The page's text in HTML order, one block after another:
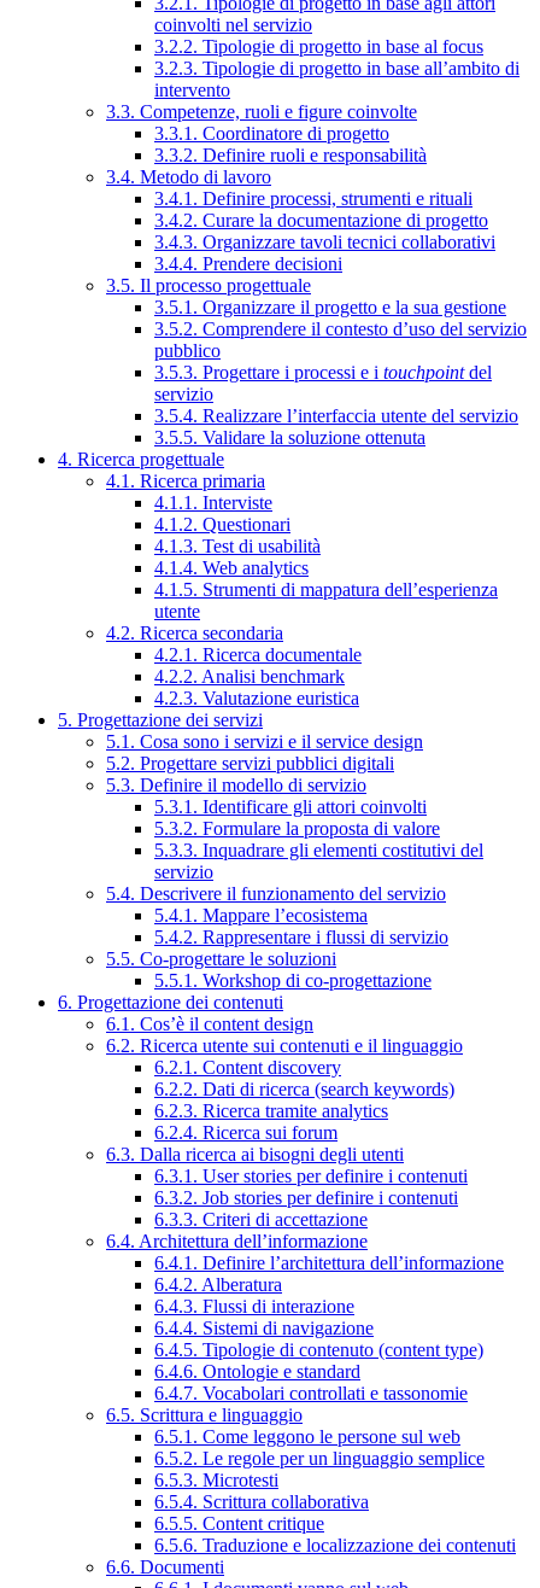
coinvolti nel servizio
3.2.2. Tipologie di progetto in base al focus
3.2.3. Tipologie di progetto in base all’ambito di
intervento
3.3. Competenze, ruoli e figure coinvolte
3.3.1. Coordinatore di progetto
3.3.2. Definire ruoli e responsabilità
3.4. Metodo di lavoro
3.4.1. Definire processi, strumenti e rituali
3.4.2. Curare la documentazione di progetto
3.4.3. Organizzare tavoli tecnici collaborativi
3.4.4. Prendere decisioni
3.5. Il processo progettuale
3.5.1. Organizzare il progetto e la sua gestione
3.5.2. Comprendere il contesto d’uso del servizio
pubblico
3.5.3. Progettare i processi e i touchpointdel
servizio
3.5.4. Realizzare l’interfaccia utente del servizio
3.5.5. Validare la soluzione ottenuta
4. Ricerca progettuale
4.1. Ricerca primaria
4.1.1. Interviste
4.1.2. Questionari
4.1.3. Test di usabilità
4.1.4. Web analytics
4.1.5. Strumenti di mappatura dell’esperienza
utente
4.2. Ricerca secondaria
4.2.1. Ricerca documentale
4.2.2. Analisi benchmark
4.2.3. Valutazione euristica
5. Progettazione dei servizi
5.1. Cosa sono i servizi e il service design
5.2. Progettare servizi pubblici digitali
5.3. Definire il modello di servizio
5.3.1. Identificare gli attori coinvolti
5.3.2. Formulare la proposta di valore
5.3.3. Inquadrare gli elementi costitutivi del
servizio
5.4. Descrivere il funzionamento del servizio
5.4.1. Mappare l’ecosistema
5.4.2. Rappresentare i flussi di servizio
5.5. Co-progettare le soluzioni
5.5.1. Workshop di co-progettazione
6. Progettazione dei contenuti
6.1. Cos’è il content design
6.2. Ricerca utente sui contenuti e il linguaggio
6.2.1. Content discovery
6.2.2. Dati di ricerca (search keywords)
6.2.3. Ricerca tramite analytics
6.2.4. Ricerca sui forum
6.3. Dalla ricerca ai bisogni degli utenti
6.3.1. User stories per definire i contenuti
6.3.2. Job stories per definire i contenuti
6.3.3. Criteri di accettazione
6.4. Architettura dell’informazione
6.4.1. Definire l’architettura dell’informazione
6.4.2. Alberatura
6.4.3. Flussi di interazione
6.4.4. Sistemi di navigazione
6.4.5. Tipologie di contenuto (content type)
6.4.6. Ontologie e standard
6.4.7. Vocabolari controllati e tassonomie
6.5. Scrittura e linguaggio
6.5.1. Come leggono le persone sul web
6.5.2. Le regole per un linguaggio semplice
6.5.3. Microtesti
6.5.4. Scrittura collaborativa
6.5.5. Content critique
6.5.6. Traduzione e localizzazione dei contenuti
6.6. Documenti